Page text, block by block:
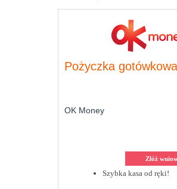
Pożyczka gotówkowa
OK Money
Złóż
Szybka kasa od ręki!